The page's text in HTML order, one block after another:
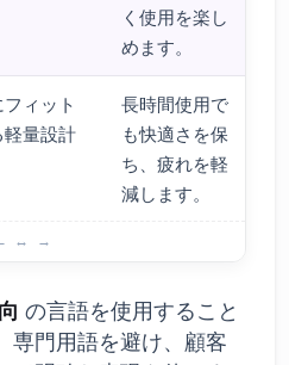
く使用を楽し
めます。
ィット
軽量設計
長時間使用で
も快適さを保
ち、疲れを軽
減します。
の言語を使用すること
専門用語を避け、顧客